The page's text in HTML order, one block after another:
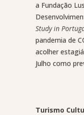
a Fundação
Study in
pandemia de
acolher
Julho como
Turismo